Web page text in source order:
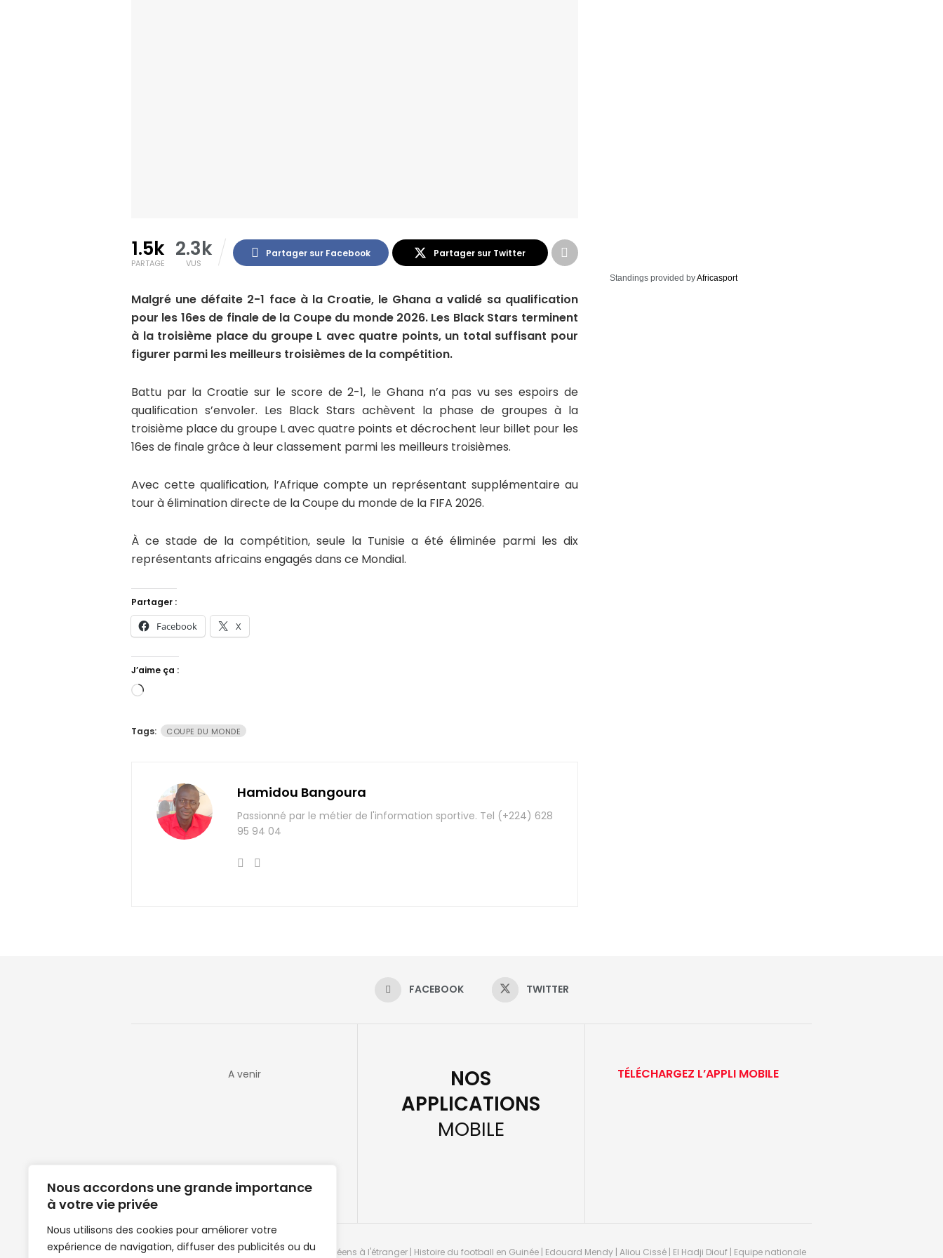
Nous accordons une grande importance
à votre vie privée
Nous utilisons des cookies pour améliorer votre
expérience de navigation, diffuser des publicités ou du
1.5k
PARTAGE
2.3k
VUS
Partager sur Facebook Partager sur Twitter
Malgré une défaite 2-1 face à la Croatie, le Ghana a validé sa qualification
pour les 16es de finale de la Coupe du monde 2026. Les Black Stars terminent
à la troisième place du groupe L avec quatre points, un total suffisant pour
figurer parmi les meilleurs troisièmes de la compétition.
Battu par la Croatie sur le score de 2-1, le Ghana n’a pas vu ses espoirs de
qualification s’envoler. Les Black Stars achèvent la phase de groupes à la
troisième place du groupe L avec quatre points et décrochent leur billet pour les
16es de finale grâce à leur classement parmi les meilleurs troisièmes.
Avec cette qualification, l’Afrique compte un représentant supplémentaire au
tour à élimination directe de la Coupe du monde de la FIFA 2026.
À ce stade de la compétition, seule la Tunisie a été éliminée parmi les dix
représentants africains engagés dans ce Mondial.
Partager :
Facebook X
J’aime ça :
Chargement…
Tags: COUPE DU MONDE
Hamidou Bangoura
Passionné par le métier de l'information sportive. Tel (+224) 628
95 94 04
Standings provided byAfricasport
FACEBOOK TWITTER
A venir
NOS
APPLICATIONS
MOBILE
TÉLÉCHARGEZ L’APPLI MOBILE
Clubs de football en Guinée | Footballeurs guinéens à l'étranger | Histoire du football en Guinée | Edouard Mendy | Aliou Cissé | El Hadji Diouf | Equipe nationale